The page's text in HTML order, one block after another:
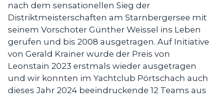
nach dem sensationellen Sieg der
Distriktmeisterschaften am Starnbergersee mit
seinem Vorschoter Günther Weissel ins Leben
gerufen und bis 2008 ausgetragen. Auf Initiative
von Gerald Krainer wurde der Preis von
Leonstain 2023 erstmals wieder ausgetragen
und wir konnten im Yachtclub Pörtschach auch
dieses Jahr 2024 beeindruckende 12 Teams aus